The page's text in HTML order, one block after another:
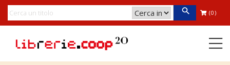
(0)